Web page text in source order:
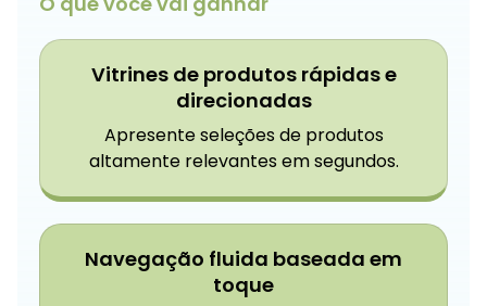
Vitrines de produtos rápidas e
direcionadas
Apresente seleções de produtos
altamente relevantes em segundos.
Navegação fluida baseada em
toque